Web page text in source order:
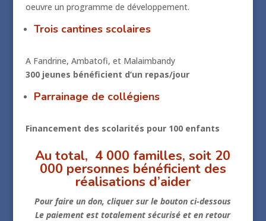
oeuvre un programme de développement.
Trois cantines scolaires
A Fandrine, Ambatofi, et Malaimbandy
300 jeunes bénéficient d’un repas/jour
Parrainage de collégiens
Financement des scolarités pour 100 enfants
Au total, 4 000 familles, soit 20
000 personnes bénéficient des
réalisations d’aider
Pour faire un don, cliquer sur le bouton ci-dessous
Le paiement est totalement sécurisé et en retour